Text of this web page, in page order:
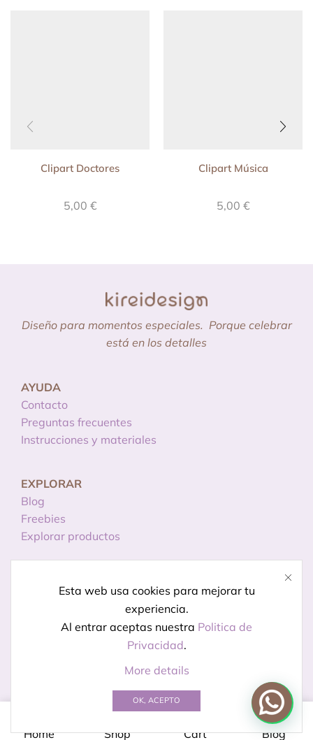
Clipart Doctores
5,00 €
Clipart Música
5,00 €
Home Shop Cart Blog
Esta web usa cookies para mejorar tu
experiencia.
Al entrar aceptas nuestra Politica de
Privacidad.
More details
OK, ACEPTO
Diseño para momentos especiales. Porque celebrar
está en los detalles
AYUDA
Contacto
Preguntas frecuentes
Instrucciones y materiales
EXPLORAR
Blog
Freebies
Explorar productos
Licencias de uso
Política de privacidad
Aviso legal